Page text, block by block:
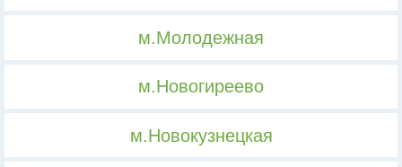
м.Молодежная
м.Новогиреево
м.Новокузнецкая